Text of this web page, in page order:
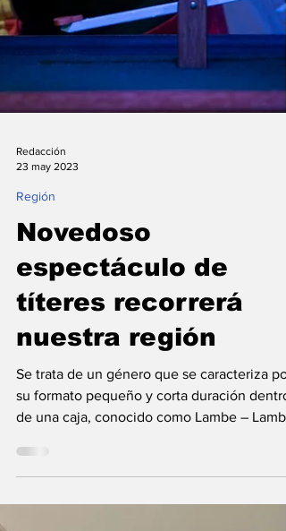
Redacción
23 may 2023
Novedoso
espectáculo de
títeres recorrerá
Se trata de un género que se caracteriza por